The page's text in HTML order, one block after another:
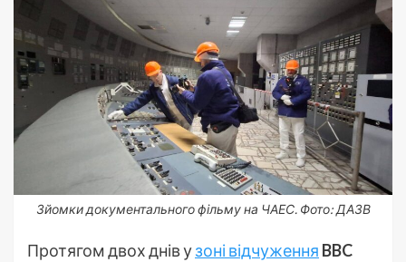
Зйомки документального фільму на ЧАЕС. Фото: ДАЗВ
Протягом двох днів узоні відчуження BBC